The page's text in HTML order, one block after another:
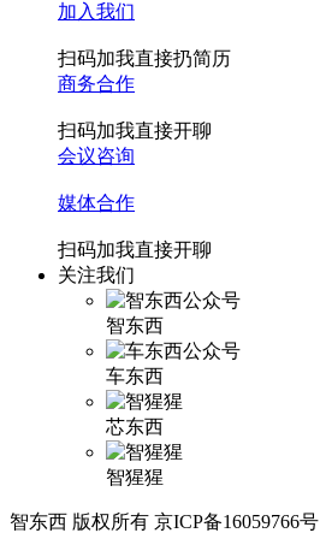
加入我们
扫码加我直接扔简历
商务合作
扫码加我直接开聊
会议咨询
媒体合作
扫码加我直接开聊
关注我们
智东西
车东西
芯东西
智猩猩
智东西 版权所有 京ICP备16059766号